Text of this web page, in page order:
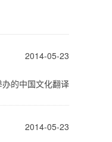
2014-05-23
的中国文化翻译
2014-05-23